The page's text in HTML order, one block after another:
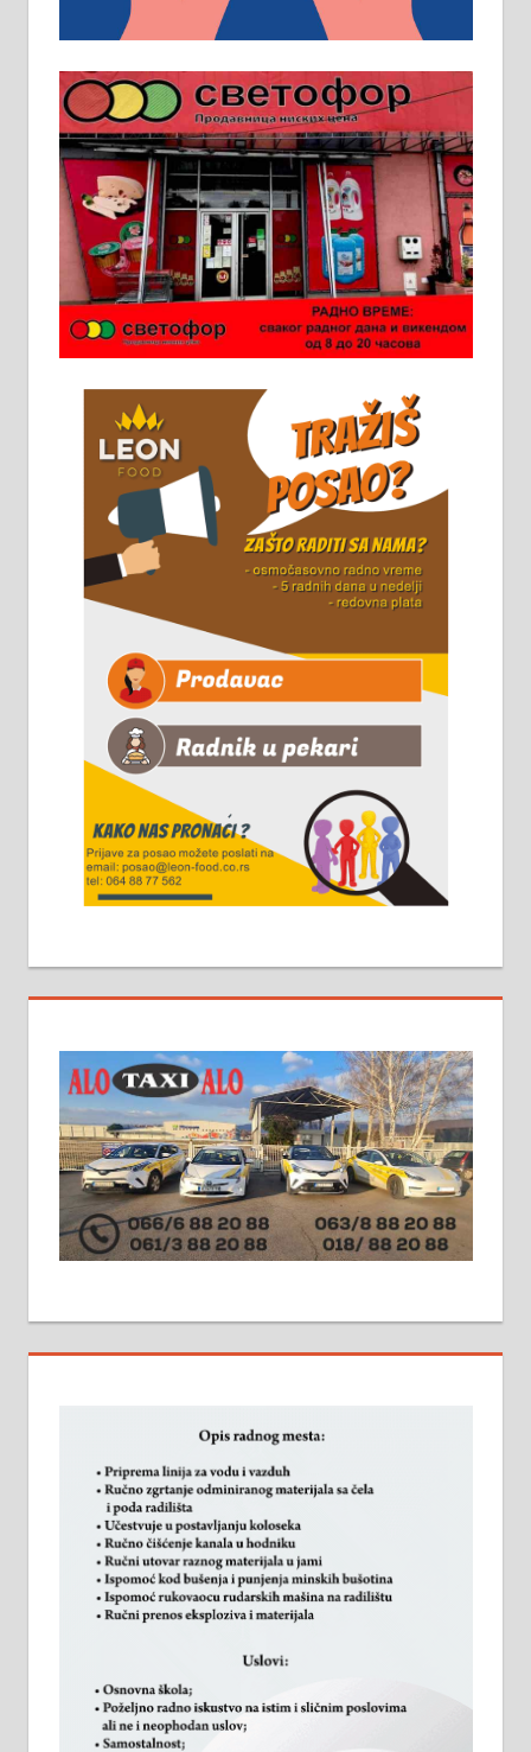
у грађевини, хидроизолације и
молерских радова. 061/25-28-058
Ало таксију потребан возач са Б
категоријом. 064/02-85-511
Потребна два радника за рад на
стоваришту „Липа промет” у
Алексинцу. За више
информација доћи лично на
стовариште у улици Максима
8 до 15 часова. 063/465-045
Чистим све врсте димњака.
061/32-13-445